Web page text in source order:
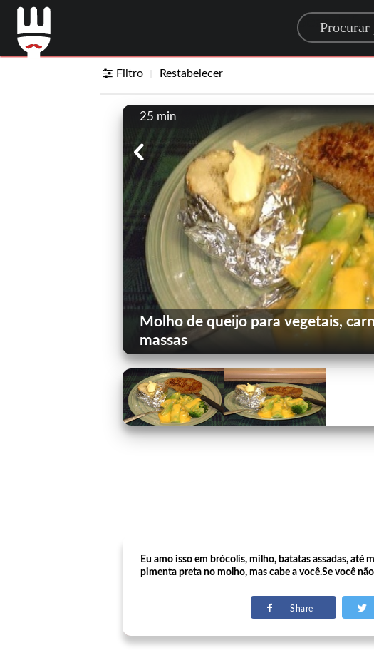
Search
Filtro Restabelecer
25 min
Molho de queijo para vegetais,
massas
Eu amo isso em brócolis, milho, batatas assadas,
pimenta preta no molho, mas cabe a você.Se você
Share